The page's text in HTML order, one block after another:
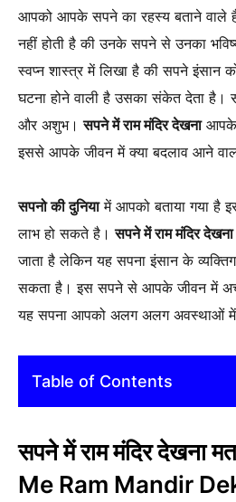
आपको आपके सपने का रहस्य बताने वाले
नहीं होती है की उनके सपने से उनका
स्वप्न शास्त्र में लिखा है की सपने इंसान
घटना होने वाली है उसका संकेत देता है।
और अशुभ।सपने में राम मंदिर देखनाआपके
इससे आपके जीवन में क्या बदलाव आने
सपनो की दुनियामें आपको बताया गया है
लाभ हो सकते है।सपने में राम मंदिर देखना
जाता है लेकिन यह सपना इंसान के
सकता है। इस सपने से आपके जीवन में
यह सपना आपको अलग अलग अवस्थाओं में
Table of Contents
सपने में राम मंदिर देखना
Me Ram Mandir